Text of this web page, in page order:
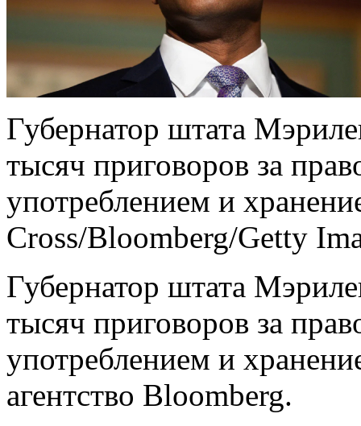
Губернатор штата
тысяч приговоров за
употреблением и
Cross/Bloomberg/Getty
Губернатор штата
тысяч приговоров за
употреблением и
агентство Bloomberg.